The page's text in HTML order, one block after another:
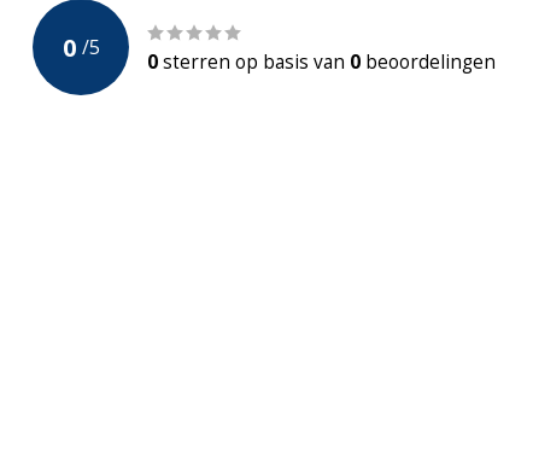
Incl. Kraan
Incl Sifon en click-waste
0 /5
0sterren op basis van 0 beoordelingen